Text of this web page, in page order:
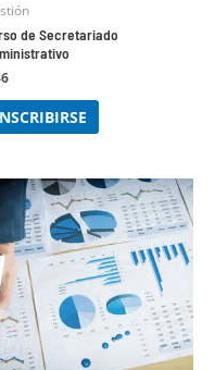
de Secretariado